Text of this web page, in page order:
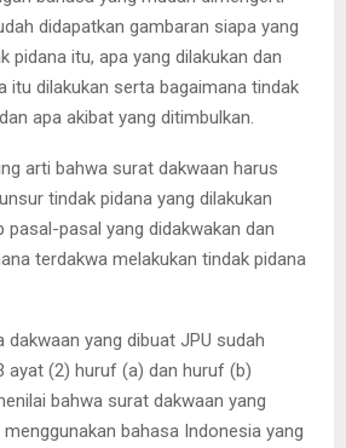
didapatkan gambaran siapa yang
pidana itu, apa yang dilakukan dan
itu dilakukan serta bagaimana tindak
apa akibat yang ditimbulkan.
arti bahwa surat dakwaan harus
tindak pidana yang dilakukan
pasal-pasal yang didakwakan dan
terdakwa melakukan tindak pidana
dakwaan yang dibuat JPU sudah
ayat (2) huruf (a) dan huruf (b)
bahwa surat dakwaan yang
bahasa Indonesia yang